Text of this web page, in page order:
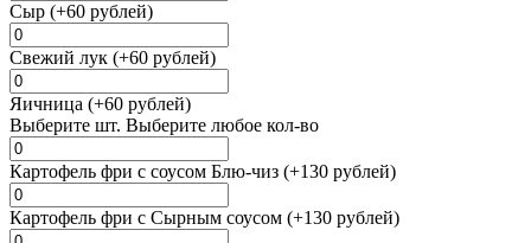
Сыр (+60 рублей)
Свежий лук (+60 рублей)
Яичница (+60 рублей)
Выберите шт. Выберите любое кол-во
Картофель фри с соусом Блю-чиз (+130 рублей)
Картофель фри с Сырным соусом (+130 рублей)